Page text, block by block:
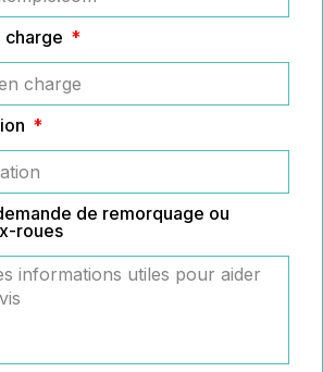
charge
de remorquage ou
roues